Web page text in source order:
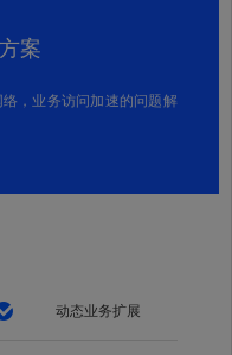
案
，业务访问加速的问题解
动态业务扩展